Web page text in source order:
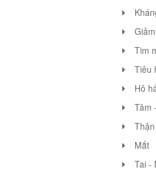
Tim
Tiêu
Hô
Tâm
Mắt
Tai -